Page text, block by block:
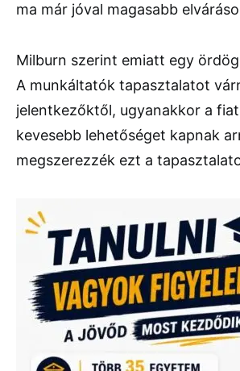
ma már jóval magasabb
Milburn szerint emiatt egy
A munkáltatók tapasztalatot
jelentkezőktől, ugyanakkor a
kevesebb lehetőséget kapnak
megszerezzék ezt a